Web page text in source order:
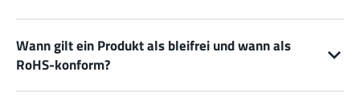
Wann gilt ein Produkt als bleifrei und wann als
RoHS-konform?